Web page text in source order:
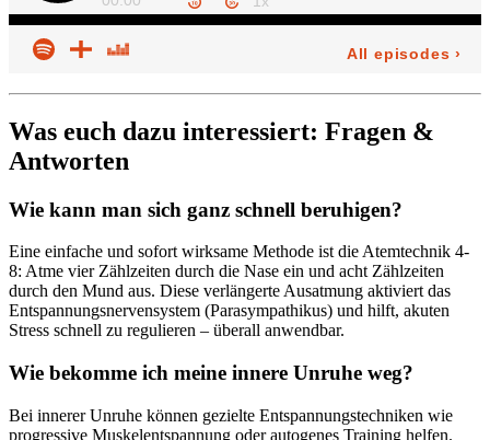
Was euch dazu interessiert: Fragen &
Antworten
Wie kann man sich ganz schnell beruhigen?
Eine einfache und sofort wirksame Methode ist die Atemtechnik 4-
8: Atme vier Zählzeiten durch die Nase ein und acht Zählzeiten
durch den Mund aus. Diese verlängerte Ausatmung aktiviert das
Entspannungsnervensystem (Parasympathikus) und hilft, akuten
Stress schnell zu regulieren – überall anwendbar.
Wie bekomme ich meine innere Unruhe weg?
Bei innerer Unruhe können gezielte Entspannungstechniken wie
progressive Muskelentspannung oder autogenes Training helfen.